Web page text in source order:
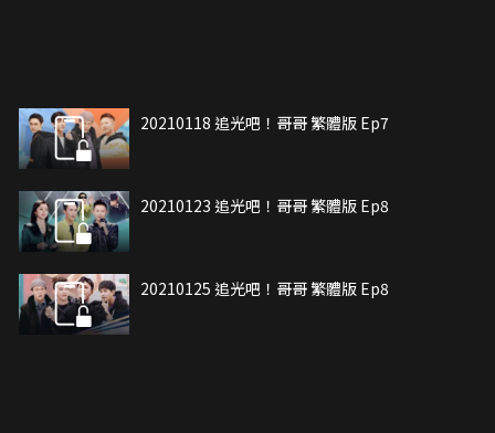
20210118 追光吧！哥哥 繁體版 Ep7
20210123 追光吧！哥哥 繁體版 Ep8
20210125 追光吧！哥哥 繁體版 Ep8